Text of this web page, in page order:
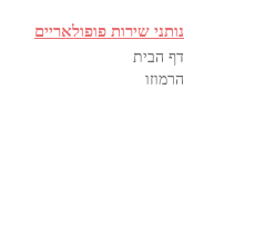
נותני שירות פופולאריים
דף הבית
הרמוזו